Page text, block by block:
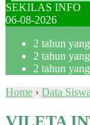
SEKILAS INFO
06-08-2026
2 tahun
2 tahun
2 tahun
Home › Data Siswa
VILETA